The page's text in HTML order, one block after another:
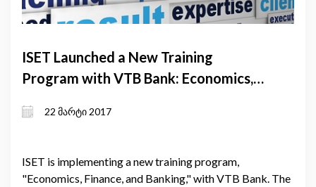
ISET Launched a New Training
Program with VTB Bank: Economics,
22 მარტი 2017
ISET is implementing a new training program,
"Economics, Finance, and Banking," with VTB Bank. The